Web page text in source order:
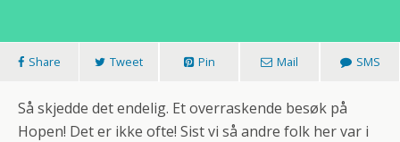
Share Tweet Pin Mail SMS
Så skjedde det endelig. Et overraskende besøk på
Hopen! Det er ikke ofte! Sist vi så andre folk her var i